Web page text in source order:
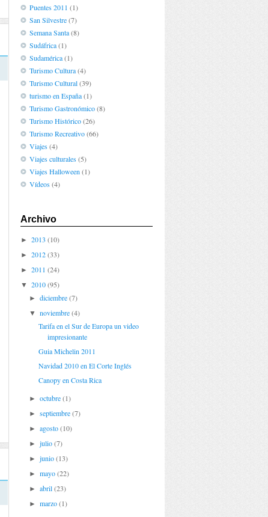
Puentes 2011 (1)
San Silvestre(7)
Semana Santa(8)
Sudáfrica(1)
Sudamérica(1)
Turismo Cultura(4)
Turismo Cultural(39)
turismo en España(1)
Turismo Gastronómico(8)
Turismo Histórico(26)
Turismo Recreativo(66)
Viajes(4)
Viajes culturales(5)
Viajes Halloween (1)
Vídeos(4)
Archivo
► 2013 (10)
► 2012(33)
► 2011 (24)
▼ 2010(95)
►diciembre (7)
▼noviembre (4)
Tarifa en el Sur de Europa un video
impresionante
Guia Michelin 2011
Navidad 2010 en El Corte Inglés
Canopy en Costa Rica
►octubre (1)
►septiembre (7)
►agosto (10)
►julio (7)
►junio (13)
►mayo (22)
►abril (23)
►marzo (1)